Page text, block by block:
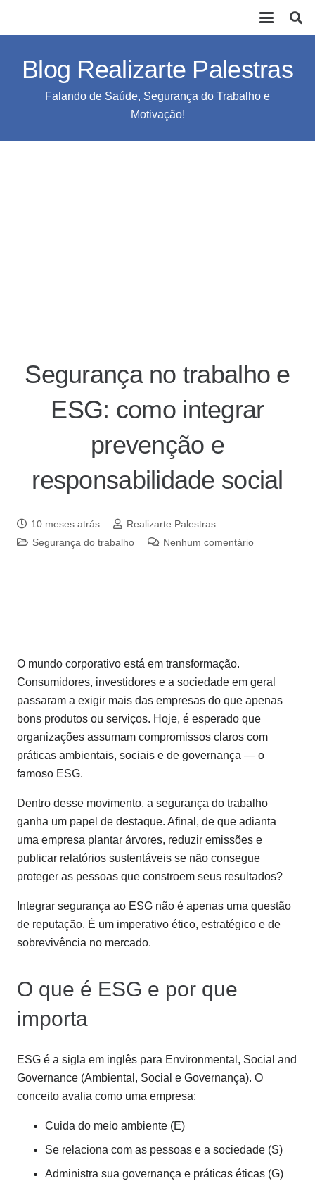
Blog Realizarte Palestras
Falando de Saúde, Segurança do Trabalho e
Motivação!
Segurança no trabalho e
ESG: como integrar
prevenção e
responsabilidade social
10 meses atrás
Realizarte Palestras
Segurança do trabalho
Nenhum comentário
O mundo corporativo está em transformação.
Consumidores, investidores e a sociedade em geral
passaram a exigir mais das empresas do que apenas
bons produtos ou serviços. Hoje, é esperado que
organizações assumam compromissos claros com
práticas ambientais, sociais e de governança — o
famoso ESG.
Dentro desse movimento, a segurança do trabalho
ganha um papel de destaque. Afinal, de que adianta
uma empresa plantar árvores, reduzir emissões e
publicar relatórios sustentáveis se não consegue
proteger as pessoas que constroem seus resultados?
Integrar segurança ao ESG não é apenas uma questão
de reputação. É um imperativo ético, estratégico e de
sobrevivência no mercado.
O que é ESG e por que
importa
ESG é a sigla em inglês para Environmental, Social and
Governance (Ambiental, Social e Governança). O
conceito avalia como uma empresa:
Cuida do meio ambiente (E)
Se relaciona com as pessoas e a sociedade (S)
Administra sua governança e práticas éticas (G)